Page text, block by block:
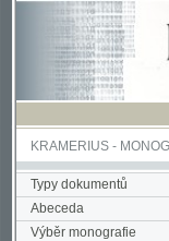
KRAMERIUS-
Typy dokumentů
Abeceda
Výběr monografie
Monografie